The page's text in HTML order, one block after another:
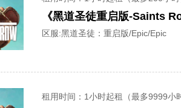
《黑道圣徒重启版-Saints
区服:黑道圣徒：重启版/Epic/Epic
租用时间 ：1小时起租（最多9999小